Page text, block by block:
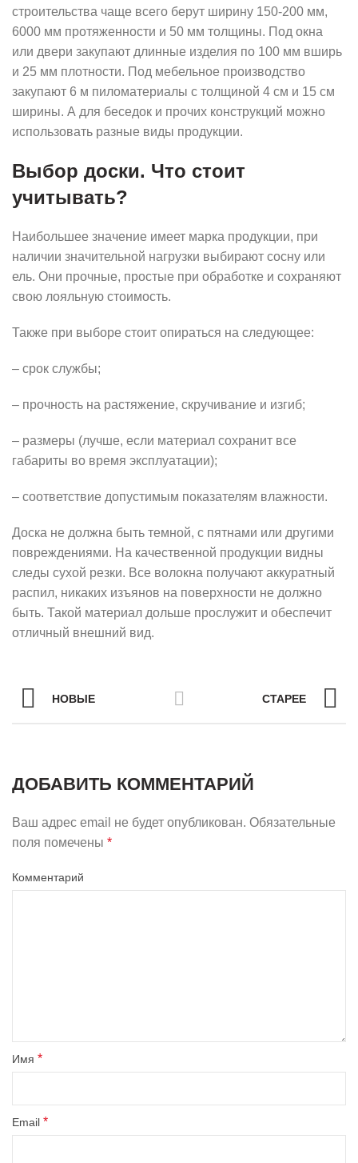
строительства чаще всего берут ширину 150-200 мм,
6000 мм протяженности и 50 мм толщины. Под окна
или двери закупают длинные изделия по 100 мм вширь
и 25 мм плотности. Под мебельное производство
закупают 6 м пиломатериалы с толщиной 4 см и 15 см
ширины. А для беседок и прочих конструкций можно
использовать разные виды продукции.
Выбор доски. Что стоит
учитывать?
Наибольшее значение имеет марка продукции, при
наличии значительной нагрузки выбирают сосну или
ель. Они прочные, простые при обработке и сохраняют
свою лояльную стоимость.
Также при выборе стоит опираться на следующее:
– срок службы;
– прочность на растяжение, скручивание и изгиб;
– размеры (лучше, если материал сохранит все
габариты во время эксплуатации);
– соответствие допустимым показателям влажности.
Доска не должна быть темной, с пятнами или другими
повреждениями. На качественной продукции видны
следы сухой резки. Все волокна получают аккуратный
распил, никаких изъянов на поверхности не должно
быть. Такой материал дольше прослужит и обеспечит
отличный внешний вид.
НОВЫЕ СТАРЕЕ
ДОБАВИТЬ КОММЕНТАРИЙ
Ваш адрес email не будет опубликован. Обязательные
поля помечены *
Комментарий
Имя *
Email *